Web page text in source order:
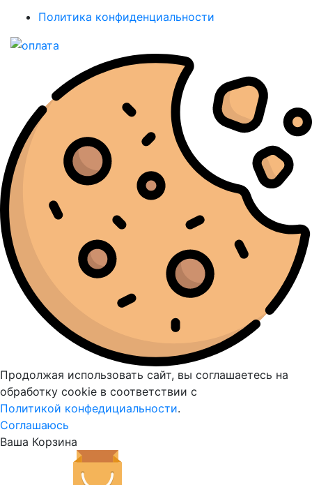
Политика конфиденциальности
Продолжая использовать сайт, вы соглашаетесь на
обработку cookie в соответствии с
Политикой конфедициальности.
Соглашаюсь
Ваша Корзина